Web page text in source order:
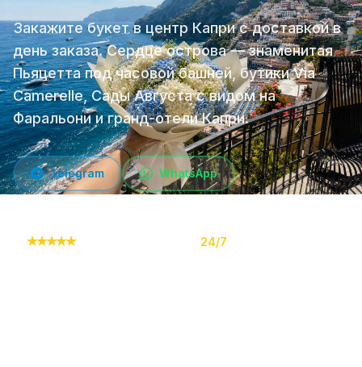
Закажите букет в центр Капри с доставкой в
день заказа. Сердце острова — знаменитая
Пьяцетта под часовой башней, бутики Via
Camerelle, Сады Августа с видом на
Фаральони и гранд-отели Капри.
Telegram WhatsApp
★★★★★ 24/7